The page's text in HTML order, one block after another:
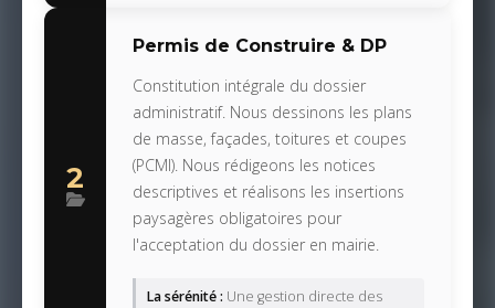
2
Permis de Construire & DP
Constitution intégrale du dossier
administratif. Nous dessinons les plans
de masse, façades, toitures et coupes
(PCMI). Nous rédigeons les notices
descriptives et réalisons les insertions
paysagères obligatoires pour
l'acceptation du dossier en mairie.
La sérénité : Une gestion directe des